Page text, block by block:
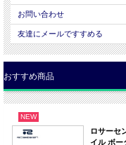
お問い合わせ
友達にメールですすめる
おすすめ商品
NEW
ロサーセ
イル ボー